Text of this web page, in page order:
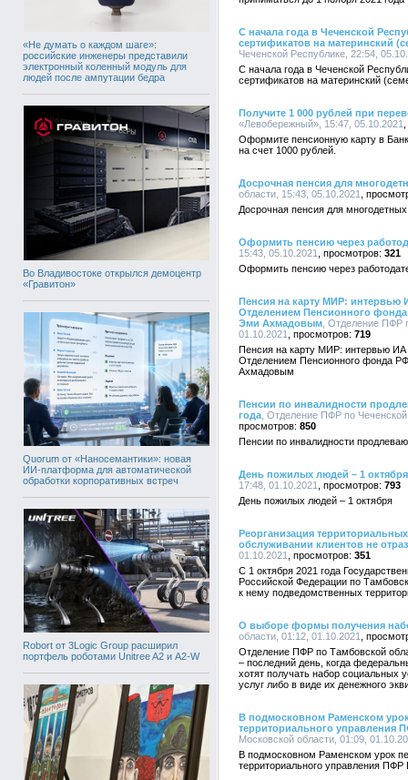
«Не думать о каждом шаге»:
российские инженеры представили
электронный коленный модуль для
людей после ампутации бедра
Во Владивостоке открылся демоцентр
«Гравитон»
Quorum от «Наносемантики»: новая
ИИ-платформа для автоматической
обработки корпоративных встреч
Robort от 3Logic Group расширил
портфель роботами Unitree A2 и A2-W
С начала года в Чеченской
сертификатов на материнский
Чеченской Республике, 22:54,
С начала года в Чеченской
сертификатов на материнский
Получите 1 000 рублей при
«Левобережный», 15:47, 05.10.2021
Оформите пенсионную карту в
на счет 1000 рублей.
Досрочная пенсия для
области, 15:43, 05.10.2021
Досрочная пенсия для
Оформить пенсию через
15:43, 05.10.2021
321
Оформить пенсию через
Пенсия на карту МИР: интервью
Отделением Пенсионного
Эми Ахмадовым , Отделение ПФР
01.10.2021
719
Пенсия на карту МИР: интервью
Отделением Пенсионного фонда
Ахмадовым
Пенсии по инвалидности
года , Отделение ПФР по
850
Пенсии по инвалидности
День пожилых людей – 1 октября
17:48, 01.10.2021
793
День пожилых людей – 1 октября
Реорганизация
обслуживании клиентов не
01.10.2021
351
С 1 октября 2021 года
Российской Федерации по
к нему подведомственных
О выборе формы получения
области, 01:12, 01.10.2021
Отделение ПФР по Тамбовской
– последний день, когда
хотят получать набор социальных
услуг либо в виде их денежного
В подмосковном Раменском
территориального управления
Московской области, 01:09,
В подмосковном Раменском урок
территориального управления ПФР